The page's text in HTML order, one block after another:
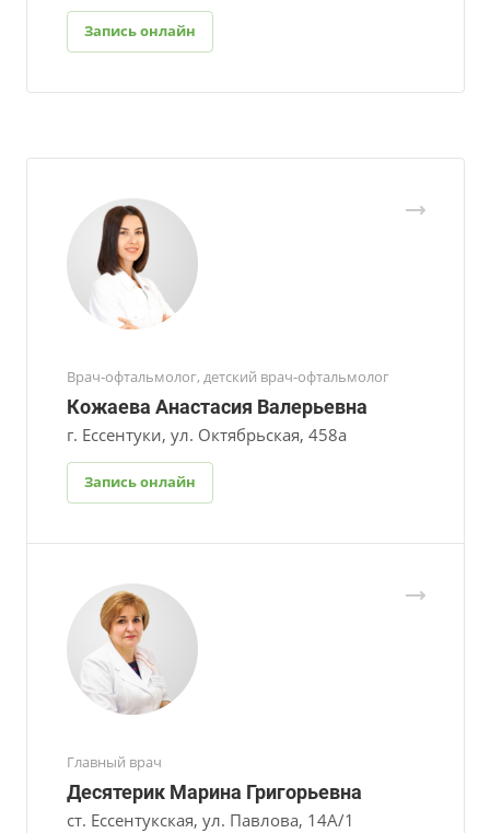
Запись онлайн
Врач-офтальмолог, детский врач-офтальмолог
Кожаева Анастасия Валерьевна
г. Ессентуки, ул. Октябрьская, 458а
Запись онлайн
Главный врач
Десятерик Марина Григорьевна
ст. Ессентукская, ул. Павлова, 14А/1